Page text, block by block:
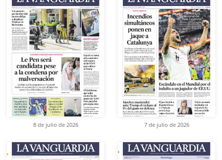
8 de julio de 2026 7 de julio de 2026